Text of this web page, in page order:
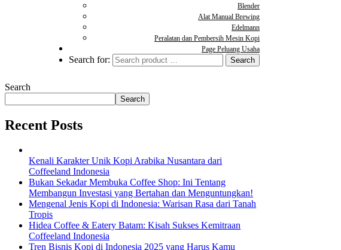
Blender
Alat Manual Brewing
Edelmann
Peralatan dan Pembersih Mesin Kopi
Page Peluang Usaha
Search for:
Search
Search
Recent Posts
Kenali Karakter Unik Kopi Arabika Nusantara dari
Coffeeland Indonesia
Bukan Sekadar Membuka Coffee Shop: Ini Tentang
Membangun Investasi yang Bertahan dan Menguntungkan!
Mengenal Jenis Kopi di Indonesia: Warisan Rasa dari Tanah
Tropis
Hidea Coffee & Eatery Batam: Kisah Sukses Kemitraan
Coffeeland Indonesia
Tren Bisnis Kopi di Indonesia 2025 yang Harus Kamu